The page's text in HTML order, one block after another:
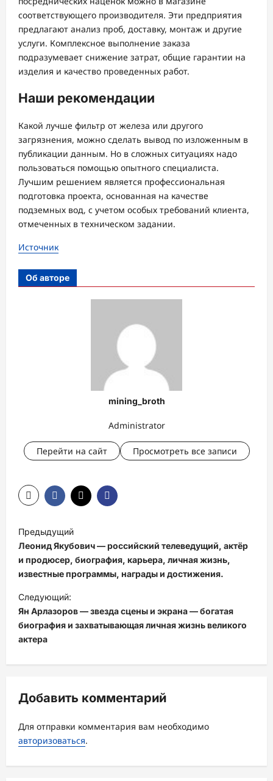
соответствующего производителя. Эти предприятия
предлагают анализ проб, доставку, монтаж и другие
услуги. Комплексное выполнение заказа
подразумевает снижение затрат, общие гарантии на
изделия и качество проведенных работ.
Наши рекомендации
Какой лучше фильтр от железа или другого
загрязнения, можно сделать вывод по изложенным в
публикации данным. Но в сложных ситуациях надо
пользоваться помощью опытного специалиста.
Лучшим решением является профессиональная
подготовка проекта, основанная на качестве
подземных вод, с учетом особых требований клиента,
отмеченных в техническом задании.
Источник
Об авторе
mining_broth
Administrator
Перейти на сайт Просмотреть все записи
Н
а
в
и
г
а
ц
з
п
и
с
Предыдущий
Леонид Якубович — российский телеведущий, актёр
и продюсер, биография, карьера, личная жизнь,
известные программы, награды и достижения.
Следующий:
Ян Арлазоров — звезда сцены и экрана — богатая
биография и захватывающая личная жизнь великого
актера
Добавить комментарий
Для отправки комментария вам необходимо
авторизоваться.